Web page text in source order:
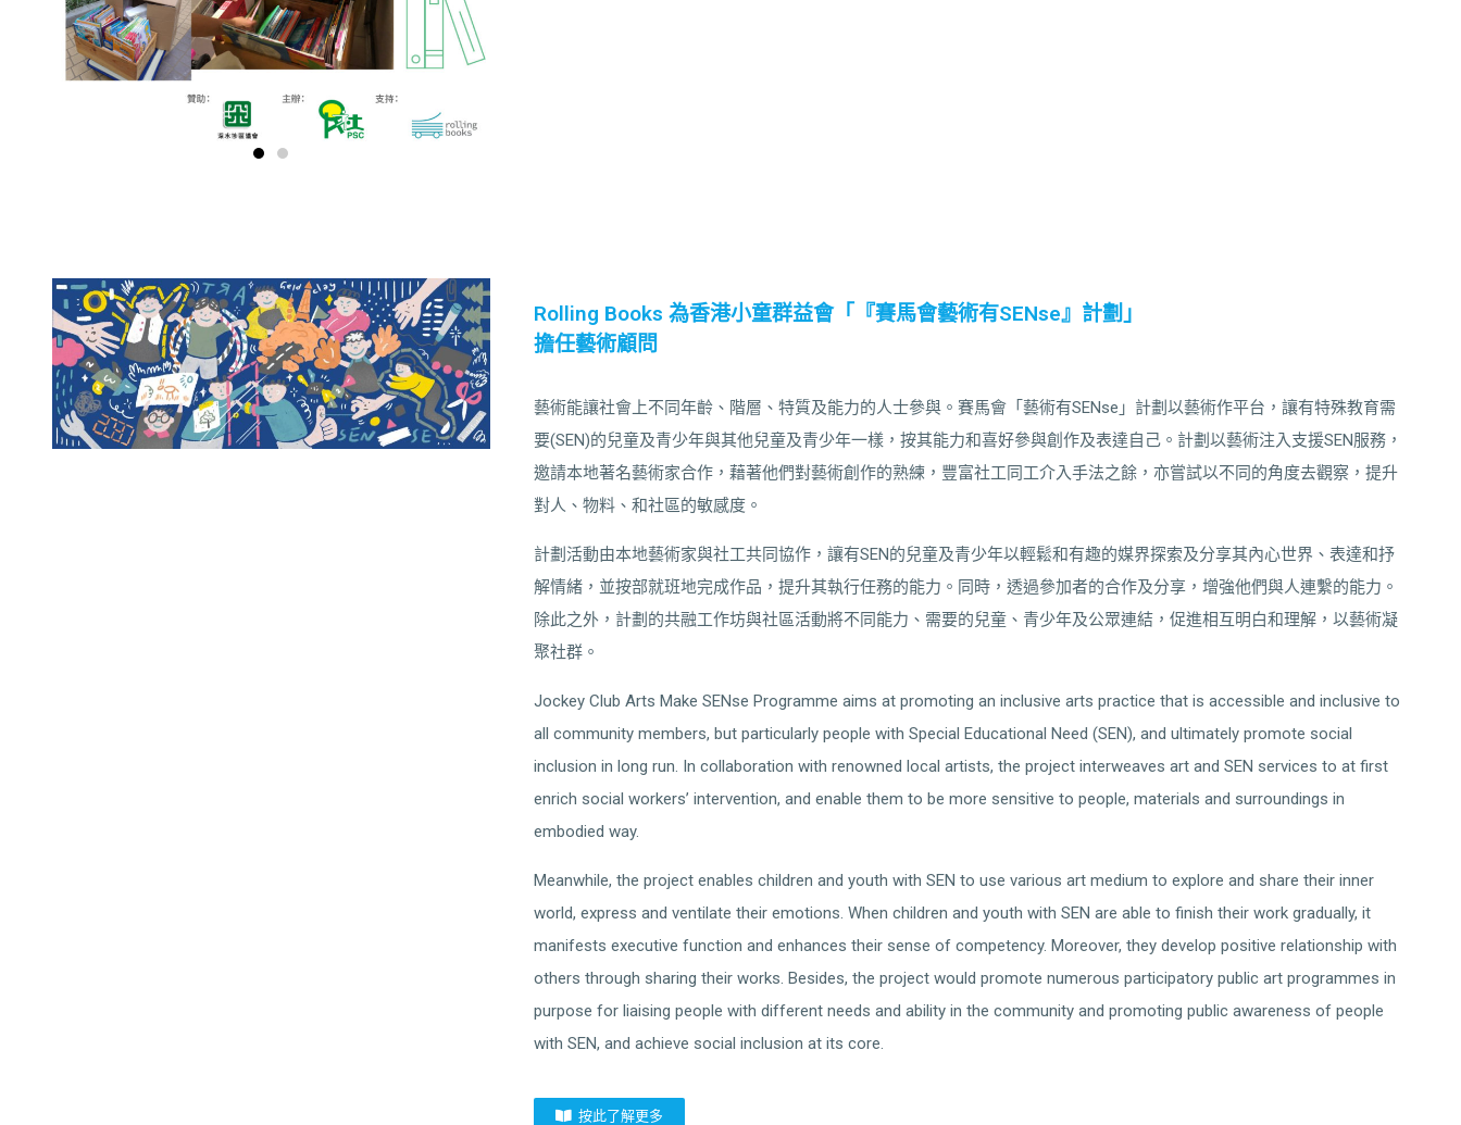
Rolling Books 為香港小童群益會「『賽馬會藝術有SENse』計劃」
擔任藝術顧問
藝術能讓社會上不同年齡、階層、特質及能力的人士參與。賽馬會「藝術有SENse」計劃以藝術作平台，讓有特殊教育需
要(SEN)的兒童及青少年與其他兒童及青少年一樣，按其能力和喜好參與創作及表達自己。計劃以藝術注入支援SEN服務，
邀請本地著名藝術家合作，藉著他們對藝術創作的熟練，豐富社工同工介入手法之餘，亦嘗試以不同的角度去觀察，提升
對人、物料、和社區的敏感度。
計劃活動由本地藝術家與社工共同協作，讓有SEN的兒童及青少年以輕鬆和有趣的媒界探索及分享其內心世界、表達和抒
解情緒，並按部就班地完成作品，提升其執行任務的能力。同時，透過參加者的合作及分享，增強他們與人連繫的能力。
除此之外，計劃的共融工作坊與社區活動將不同能力、需要的兒童、青少年及公眾連結，促進相互明白和理解，以藝術凝
聚社群。
Jockey Club Arts Make SENse Programme aims at promoting an inclusive arts practice that is accessible and inclusive to
all community members, but particularly people with Special Educational Need (SEN), and ultimately promote social
inclusion in long run. In collaboration with renowned local artists, the project interweaves art and SEN services to at first
enrich social workers’ intervention, and enable them to be more sensitive to people, materials and surroundings in
embodied way.
Meanwhile, the project enables children and youth with SEN to use various art medium to explore and share their inner
world, express and ventilate their emotions. When children and youth with SEN are able to finish their work gradually, it
manifests executive function and enhances their sense of competency. Moreover, they develop positive relationship with
others through sharing their works. Besides, the project would promote numerous participatory public art programmes in
purpose for liaising people with different needs and ability in the community and promoting public awareness of people
with SEN, and achieve social inclusion at its core.
按此了解更多